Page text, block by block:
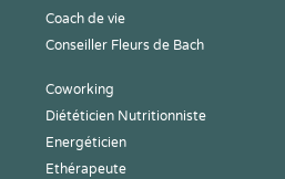
Coach de vie
Conseiller Fleurs de Bach
Coworking
Diététicien Nutritionniste
Energéticien
Ethérapeute